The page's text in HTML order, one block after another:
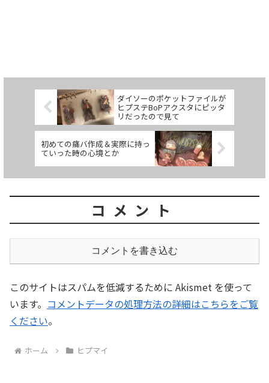
ダイソーのポケットファイルが
ヒプステBoPアクスタにピッタ
リだったので見て
初めての痛バ作成＆実際に持っ
ていった時の心境とか
コメント
コメントを書き込む
このサイトはスパムを低減するために Akismet を使って
います。 コメントデータの処理方法の詳細はこちらをご覧
ください。
ホーム ヒプマイ